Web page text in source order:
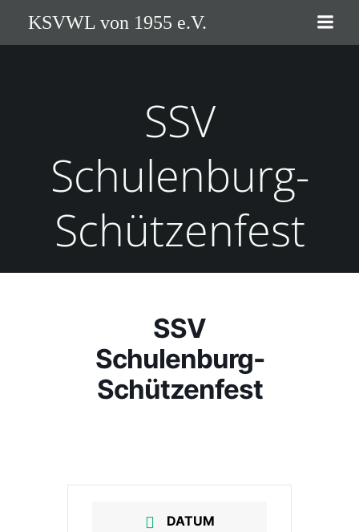
Inhalt
springen
KSVWL von 1955 e.V.
SSV
Schulenburg-
Schützenfest
SSV
Schulenburg-
Schützenfest
DATUM